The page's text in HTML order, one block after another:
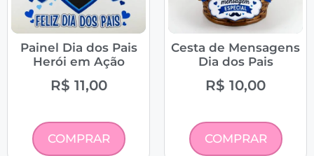
Painel Dia dos Pais
Herói em Ação
R$ 11,00
COMPRAR
Cesta de Mensagens
Dia dos Pais
R$ 10,00
COMPRAR